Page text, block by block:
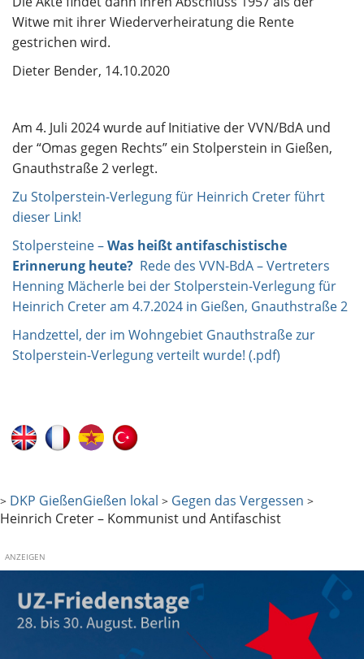
Witwe mit ihrer Wiederverheiratung die Rente
gestrichen wird.
Dieter Bender, 14.10.2020
Am 4. Juli 2024 wurde auf Initiative der VVN/BdA und
der “Omas gegen Rechts” ein Stolperstein in Gießen,
Gnauthstraße 2 verlegt.
Zu Stolperstein-Verlegung für Heinrich Creter führt
dieser Link!
Stolpersteine –Was heißt antifaschistische
Erinnerung heute? Rede des VVN-BdA – Vertreters
Henning Mächerle bei der Stolperstein-Verlegung für
Heinrich Creter am 4.7.2024 in Gießen, Gnauthstraße 2
Handzettel, der im Wohngebiet Gnauthstraße zur
Stolperstein-Verlegung verteilt wurde! (.pdf)
> DKP GießenGießen lokal > Gegen das Vergessen >
Heinrich Creter – Kommunist und Antifaschist
ANZEIGEN